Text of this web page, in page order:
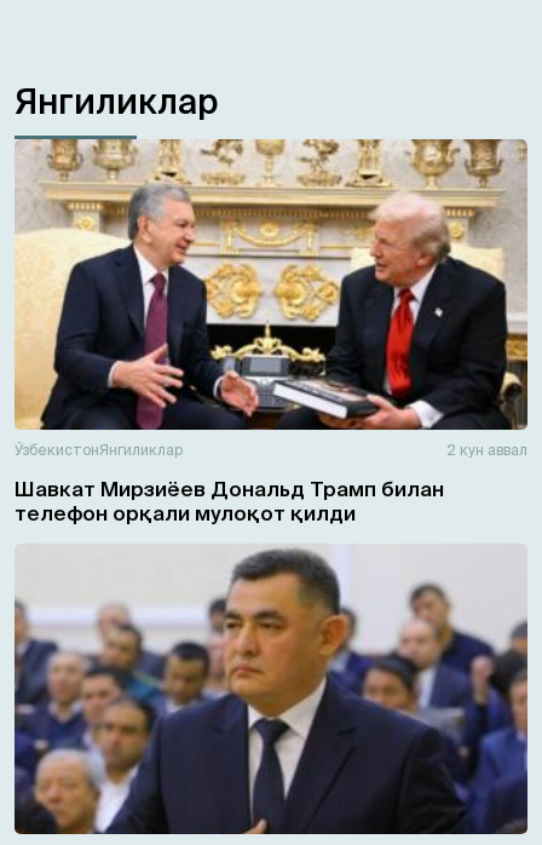
Янгиликлар
ЎзбекистонЯнгиликлар 2 кун аввал
Шавкат Мирзиёев Дональд Трамп билан
телефон орқали мулоқот қилди